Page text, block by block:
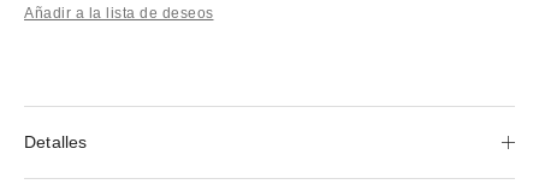
Añadir a la lista de deseos
Detalles